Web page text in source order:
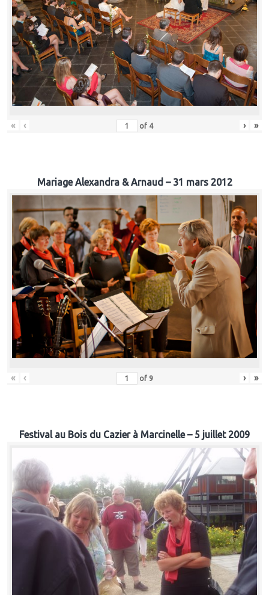
« ‹ of 4 › »
Mariage Alexandra & Arnaud – 31 mars 2012
« ‹ of 9 › »
Festival au Bois du Cazier à Marcinelle – 5 juillet 2009